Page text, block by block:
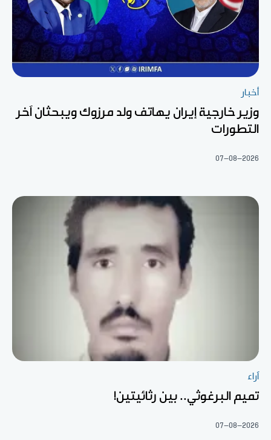
أخبار
وزير خارجية إيران يهاتف ولد مرزوك ويبحثان آخر
التطورات
07-08-2026
آراء
تميم البرغوثي.. بين رثائيتين!
07-08-2026